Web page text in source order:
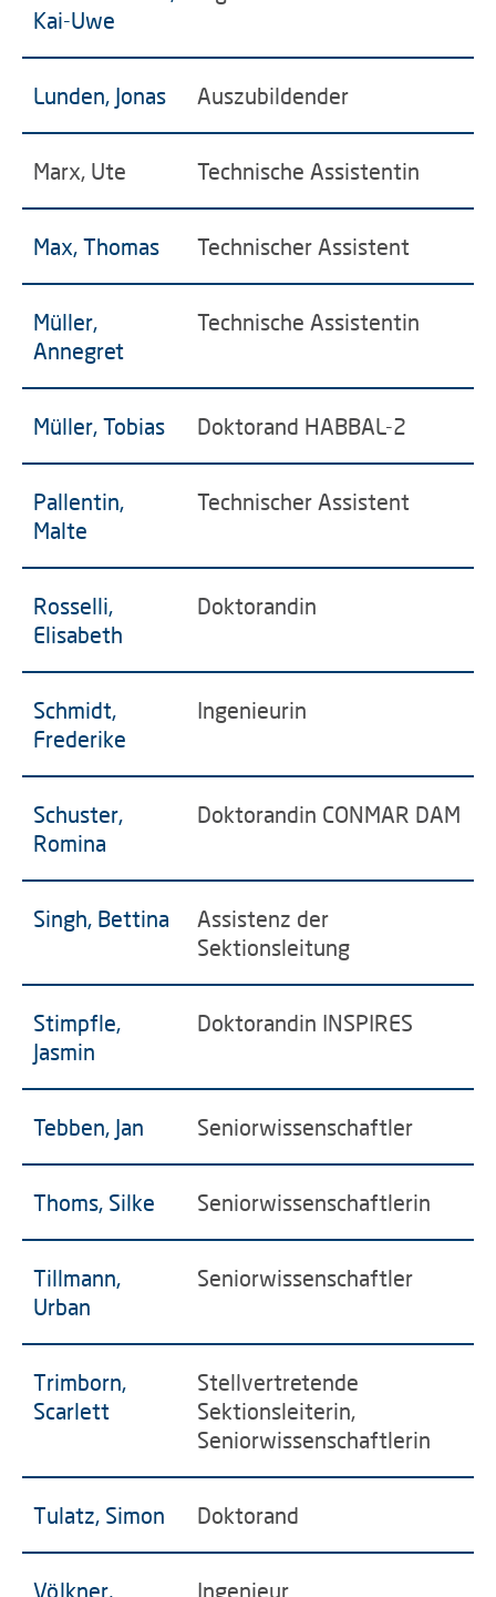
Kai-Uwe
Lunden, Jonas Auszubildender
Marx, Ute Technische Assistentin
Max, Thomas Technischer Assistent
Müller,
Annegret
Technische Assistentin
Müller, Tobias Doktorand HABBAL-2
Pallentin,
Malte
Technischer Assistent
Rosselli,
Elisabeth
Doktorandin
Schmidt,
Frederike
Ingenieurin
Schuster,
Romina
Doktorandin CONMAR DAM
Singh, Bettina
Assistenz der
Sektionsleitung
Stimpfle,
Jasmin
Doktorandin INSPIRES
Tebben, Jan Seniorwissenschaftler
Thoms, Silke Seniorwissenschaftlerin
Tillmann,
Urban
Seniorwissenschaftler
Trimborn,
Scarlett
Stellvertretende
Sektionsleiterin,
Seniorwissenschaftlerin
Tulatz, Simon Doktorand
Völkner,
Ingenieur